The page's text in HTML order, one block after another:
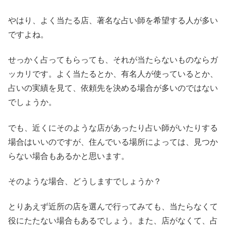
やはり、よく当たる店、著名な占い師を希望する人が多い
ですよね。
せっかく占ってもらっても、それが当たらないものならガ
ッカリです。よく当たるとか、有名人が使っているとか、
占いの実績を見て、依頼先を決める場合が多いのではない
でしょうか。
でも、近くにそのような店があったり占い師がいたりする
場合はいいのですが、住んでいる場所によっては、見つか
らない場合もあるかと思います。
そのような場合、どうしますでしょうか？
とりあえず近所の店を選んで行ってみても、当たらなくて
役にたたない場合もあるでしょう。また、店がなくて、占